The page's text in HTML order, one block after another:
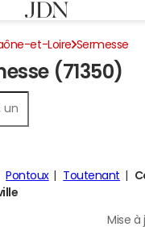
et-Loire Sermesse
(71350)
Pontoux Toutenant
Mise à